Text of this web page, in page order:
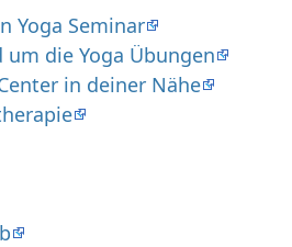
Yoga Seminar
die Yoga Übungen
in deiner Nähe